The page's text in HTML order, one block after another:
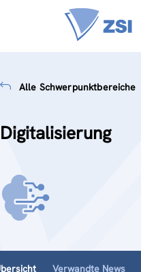
Alle Schwerpunktbereiche
Digitalisierung
Verwandte News